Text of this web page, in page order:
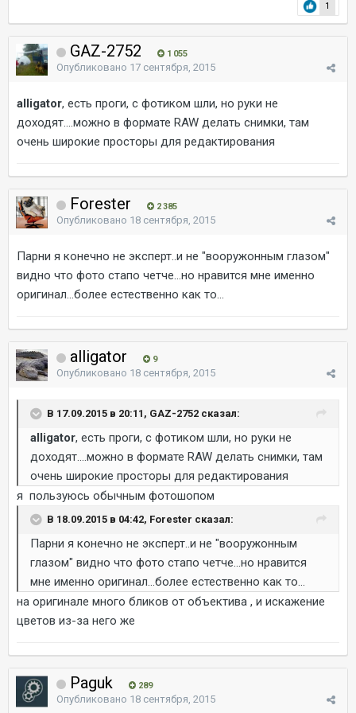
1
GAZ-2752 1 055
Опубликовано 17 сентября, 2015
alligator, есть проги, с фотиком шли, но руки не
доходят....можно в формате RAW делать снимки, там
очень широкие просторы для редактирования
Forester 2 385
Опубликовано 18 сентября, 2015
Парни я конечно не эксперт..и не "вооружонным глазом"
видно что фото стапо четче...но нравится мне именно
оригинал...более естественно как то...
alligator 9
Опубликовано 18 сентября, 2015
В 17.09.2015 в 20:11, GAZ-2752 сказал:
alligator, есть проги, с фотиком шли, но руки не
доходят....можно в формате RAW делать снимки, там
очень широкие просторы для редактирования
я пользуюсь обычным фотошопом
В 18.09.2015 в 04:42, Forester сказал:
Парни я конечно не эксперт..и не "вооружонным
глазом" видно что фото стапо четче...но нравится
мне именно оригинал...более естественно как то...
на оригинале много бликов от объектива , и искажение
цветов из-за него же
Paguk 289
Опубликовано 18 сентября, 2015